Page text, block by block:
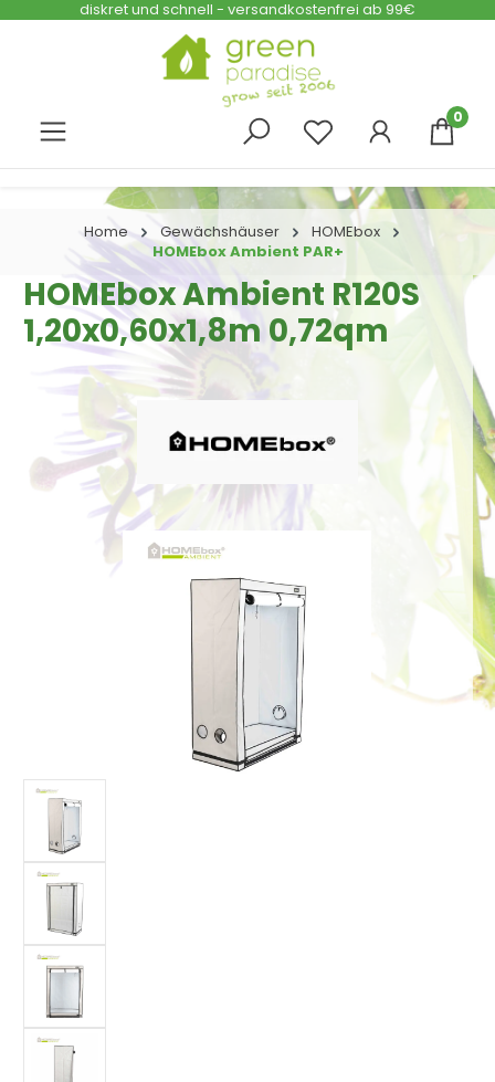
Zum Hauptinhalt springen
diskret und schnell - versandkostenfrei ab 99€
0
Home Gewächshäuser
HOMEbox
HOMEbox Ambient PAR+
HOMEbox Ambient R120S
1,20x0,60x1,8m 0,72qm
Bildergalerie überspringen